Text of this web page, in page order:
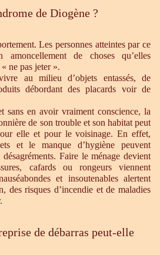
de Diogène ?
Les personnes atteintes par ce
de choses qu’elles
ne pas jeter ».
au milieu d’objets entassés, de
débordant des placards voir de
sans en avoir vraiment conscience, la
de son trouble et son habitat peut
elle et pour le voisinage. En effet,
et le manque d’hygiène peuvent
Faire le ménage devient
cafards ou rongeurs viennent
et insoutenables alertent
des risques d’incendie et de maladies
de débarras peut-elle